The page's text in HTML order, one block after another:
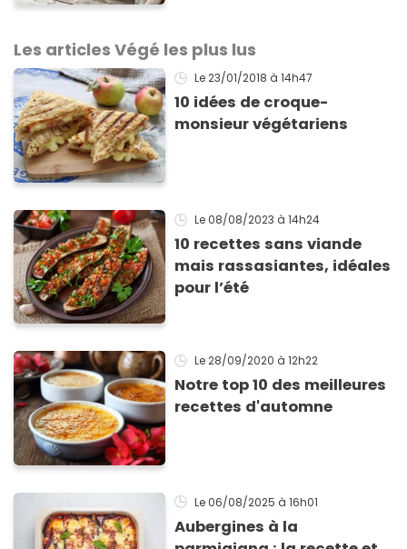
Les articles Végé les plus lus
Le 23/01/2018 à 14h47
10 idées de croque-
monsieur végétariens
Le 08/08/2023 à 14h24
10 recettes sans viande
mais rassasiantes, idéales
pour l’été
Le 28/09/2020 à 12h22
Notre top 10 des meilleures
recettes d'automne
Le 06/08/2025 à 16h01
Aubergines à la